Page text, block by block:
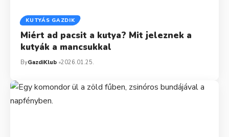
KUTYÁS GAZDIK
Miért ad pacsit a kutya? Mit jeleznek a
kutyák a mancsukkal
ByGazdiKlub 2026.01.25.